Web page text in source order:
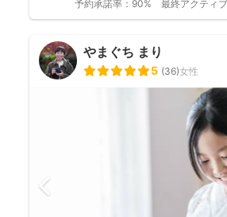
予約承諾率： 90% 最終アクティブ
やまぐち まり
5 (36)女性